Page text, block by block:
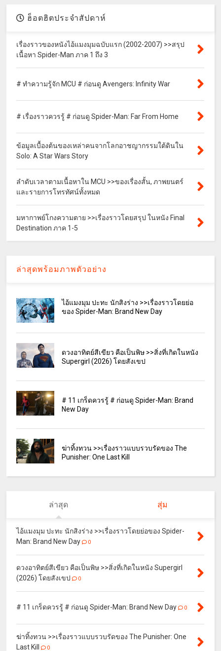
ฮ็อตฮิตประจำสัปดาห์
เรื่องราวของหนังไอ้แมงมุมฉบับแรก (2002-2007) >>สรุป
เนื้อหา Spider-Man ภาค 1 ถึง 3
# ทำความรู้จัก MCU # ก่อนดู Avengers: Infinity War
# เรื่องราวควรรู้ # ก่อนดู Spider-Man: Far From Home
ข้อมูลเบื้องต้นของเหล่าคนจากโลกอาชญากรรมใต้ดินใน
Solo: A Star Wars Story
ลำดับเวลาตามเนื้อหาใน MCU >>ของเรื่องสั้น, ภาพยนตร์
และรายการโทรทัศน์ทั้งหมด
มหากาพย์โกงความตาย >>เรื่องราวโดยสรุป ในหนัง Final
Destination ภาค 1-5
ล่าสุดพร้อมภาพตัวอย่าง
ไอ้แมงมุม ปะทะ นักสิงร่าง >>เรื่องราวโดยย่อ
ของ Spider-Man: Brand New Day
ดวงอาทิตย์สีเขียว คือเป็นพิษ >>สิ่งที่เกิดในหนัง
Supergirl (2026) โดยสังเขป
# 11 เกร็ดควรรู้ # ก่อนดู Spider-Man: Brand
New Day
ฆ่าทิ้งทวน >>เรื่องราวแบบรวบรัดของ The
Punisher: One Last Kill
ล่าสุด สุ่ม
ไอ้แมงมุม ปะทะ นักสิงร่าง >>เรื่องราวโดยย่อของ Spider-
Man: Brand New Day
0
ดวงอาทิตย์สีเขียว คือเป็นพิษ >>สิ่งที่เกิดในหนัง Supergirl
(2026) โดยสังเขป
0
# 11 เกร็ดควรรู้ # ก่อนดู Spider-Man: Brand New Day 0
ฆ่าทิ้งทวน >>เรื่องราวแบบรวบรัดของ The Punisher: One
Last Kill
0